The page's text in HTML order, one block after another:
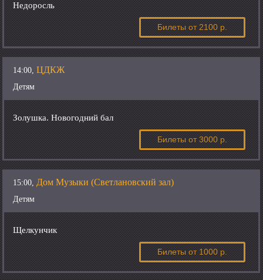
Недоросль
Билеты от 2100 р.
14:00,ЦДКЖ
Детям
Золушка. Новогодний бал
Билеты от 3000 р.
15:00,Дом Музыки (Светлановский зал)
Детям
Щелкунчик
Билеты от 1000 р.